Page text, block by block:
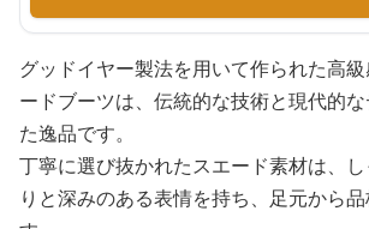
グッドイヤー製法を用いて作られた高
ードブーツは、伝統的な技術と現代的
た逸品です。
丁寧に選び抜かれたスエード素材は、
りと深みのある表情を持ち、足元から